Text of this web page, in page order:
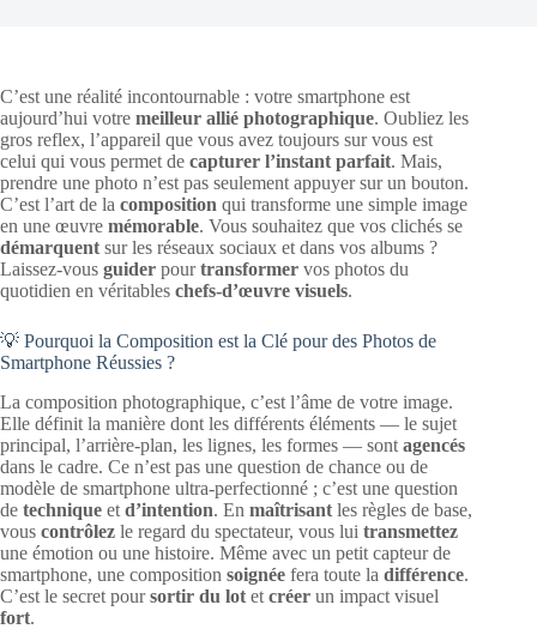
C’est une réalité incontournable : votre smartphone est
aujourd’hui votre meilleur allié photographique. Oubliez les
gros reflex, l’appareil que vous avez toujours sur vous est
celui qui vous permet de capturer l’instant parfait. Mais,
prendre une photo n’est pas seulement appuyer sur un bouton.
C’est l’art de la composition qui transforme une simple image
en une œuvre mémorable. Vous souhaitez que vos clichés se
démarquent sur les réseaux sociaux et dans vos albums ?
Laissez-vous guider pourtransformer vos photos du
quotidien en véritables chefs-d’œuvre visuels.
💡 Pourquoi la Composition est la Clé pour des Photos de
Smartphone Réussies ?
La composition photographique, c’est l’âme de votre image.
Elle définit la manière dont les différents éléments — le sujet
principal, l’arrière-plan, les lignes, les formes — sont agencés
dans le cadre. Ce n’est pas une question de chance ou de
modèle de smartphone ultra-perfectionné ; c’est une question
de technique et d’intention. En maîtrisant les règles de base,
vous contrôlez le regard du spectateur, vous lui transmettez
une émotion ou une histoire. Même avec un petit capteur de
smartphone, une composition soignée fera toute la différence.
C’est le secret poursortir du lot et créer un impact visuel
fort.